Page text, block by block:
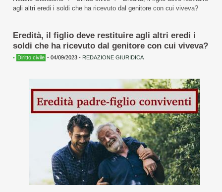
agli altri eredi i soldi che ha ricevuto dal genitore con cui viveva?
Eredità, il figlio deve restituire agli altri eredi i
soldi che ha ricevuto dal genitore con cui viveva?
• Diritto civile - 04/09/2023 - REDAZIONE GIURIDICA